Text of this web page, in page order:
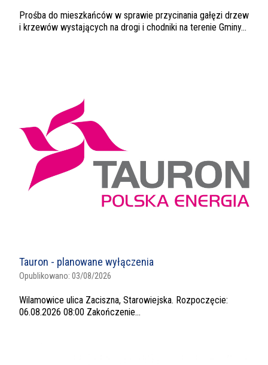
Prośba do mieszkańców w sprawie przycinania gałęzi drzew
i krzewów wystających na drogi i chodniki na terenie Gminy...
Tauron - planowane wyłączenia
Opublikowano: 03/08/2026
Wilamowice ulica Zaciszna, Starowiejska. Rozpoczęcie:
06.08.2026 08:00 Zakończenie...